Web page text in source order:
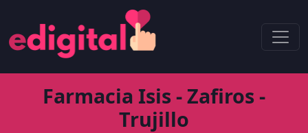
Farmacia Isis - Zafiros -
Trujillo